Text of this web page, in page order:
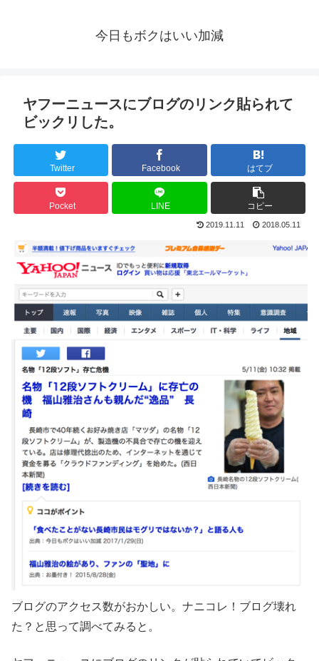
今日もボクはいい加減
ヤフーニュースにブログのリンク貼られて
ビックリした。
Twitter Facebook はてブ
Pocket LINE コピー
2019.11.11 2018.05.11
ブログのアクセス数がおかしい。ナニコレ！ブログ壊れ
た？と思って調べてみると。